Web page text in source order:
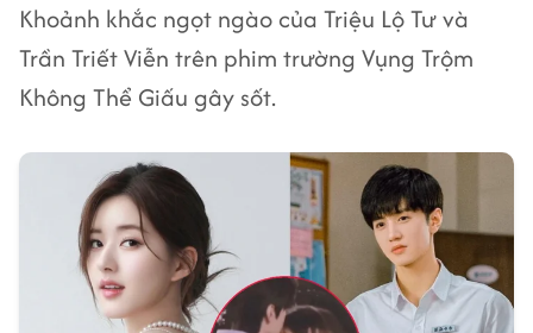
Khoảnh khắc ngọt ngào của Triệu Lộ Tư và
Trần Triết Viễn trên phim trường Vụng Trộm
Không Thể Giấu gây sốt.